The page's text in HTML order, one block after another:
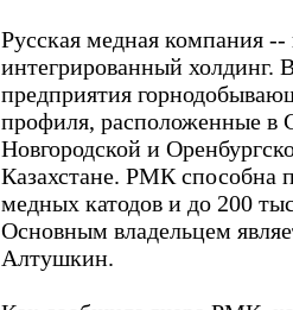
Русская медная компания --
интегрированный холдинг.
предприятия
профиля, расположенные в
Новгородской и
Казахстане. РМК способна
медных катодов и до 200
Основным владельцем
Алтушкин.